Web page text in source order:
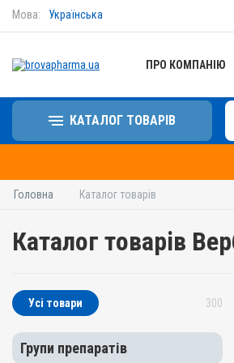
Мова: Українська
ПРО КОМПАНІЮ
КАТАЛОГ ТОВАРІВ
Головна Каталог товарів
Каталог товарів
Усі товари 300
Групи препаратів